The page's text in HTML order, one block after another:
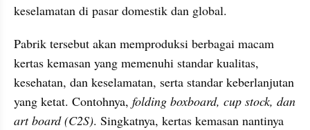
keselamatan di pasar domestik dan global.
Pabrik tersebut akan memproduksi berbagai macam
kertas kemasan yang memenuhi standar kualitas,
kesehatan, dan keselamatan, serta standar keberlanjutan
yang ketat. Contohnya, folding boxboard, cup stock, dan
art board (C2S). Singkatnya, kertas kemasan nantinya